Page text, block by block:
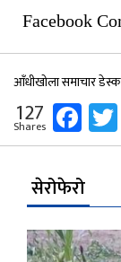
Facebook
आँधीखोला समाचार डेस्क
127
Shares
सेरोफेरो